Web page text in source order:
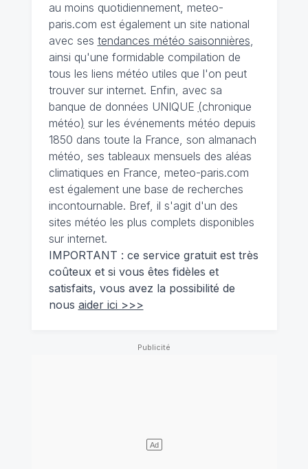
au moins quotidiennement, meteo-
paris.com est également un site national
avec ses tendances météo saisonnières,
ainsi qu'une formidable compilation de
tous les liens météo utiles que l'on peut
trouver sur internet. Enfin, avec sa
banque de données UNIQUE (chronique
météo) sur les événements météo depuis
1850 dans toute la France, son almanach
météo, ses tableaux mensuels des aléas
climatiques en France, meteo-paris.com
est également une base de recherches
incontournable. Bref, il s'agit d'un des
sites météo les plus complets disponibles
sur internet.
IMPORTANT : ce service gratuit est très
coûteux et si vous êtes fidèles et
satisfaits, vous avez la possibilité de
nous aider ici >>>